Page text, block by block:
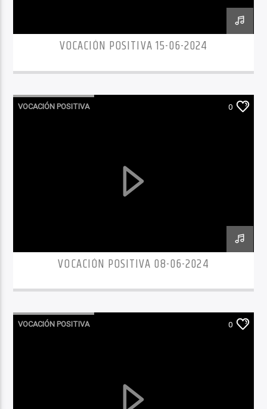
VOCACIÓN POSITIVA 15-06-2024
VOCACIÓN POSITIVA 0
VOCACIÓN POSITIVA 08-06-2024
VOCACIÓN POSITIVA 0